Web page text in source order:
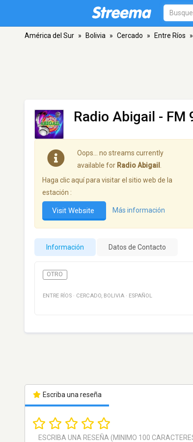
América del Sur » Bolivia » Cercado » Entre Ríos »
Radio Abigail - FM
Oops… no streams currently
available for Radio Abigail
Haga clic aquí para visitar el sitio web de la
estación :
Visit Website Más información
Información Datos de Contacto
OTRO
ENTRE RÍOS · CERCADO, BOLIVIA · ESPAÑOL
Escriba una reseña